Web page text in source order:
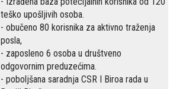
teško upošljivih osoba.
- obučeno 80 korisnika za aktivno traženja
posla,
- zaposleno 6 osoba u društveno
odgovornim preduzećima.
- poboljšana saradnja CSR I Biroa rada u